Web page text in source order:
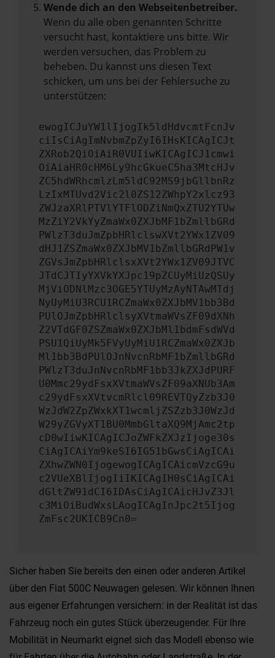
Wende dich an den Webseitenbetreiber.
Wenn du alle oben genannten Schritte
versucht hast, kontaktiere uns bitte. Wir
werden versuchen, das Problem zu
beheben. Du kannst uns diesen Text
schicken, um uns bei der Fehlersuche zu
unterstützen:
ewogICJuYW1lIjogIk5ldHdvcmtFcnJv
ciIsCiAgImNvbmZpZyI6IHsKICAgICJt
ZXRob2QiOiAiR0VUIiwKICAgICJ1cmwi
OiAiaHR0cHM6Ly9hcGkueC5ha3MtcHJv
ZC5hdWRhcmlzLm5ldC92MS9jbGllbnRz
LzIxMTUvd2Vic2l0ZS12ZWhpY2xlcz93
ZWJzaXRlPTVlYTFlODZiNmQxZTU2YTUw
MzZiY2VkYyZmaWx0ZXJbMF1bZmllbGRd
PWlzT3duJmZpbHRlclswXVt2YWx1ZV09
dHJ1ZSZmaWx0ZXJbMV1bZmllbGRdPW1v
ZGVsJmZpbHRlclsxXVt2YWx1ZV09JTVC
JTdCJTIyYXVkYXJpc19pZCUyMiUzQSUy
MjViODNlMzc3OGE5YTUyMzAyNTAwMTdj
NyUyMiU3RCU1RCZmaWx0ZXJbMV1bb3Bd
PUlOJmZpbHRlclsyXVtmaWVsZF09dXNh
Z2VTdGF0ZSZmaWx0ZXJbMl1bdmFsdWVd
PSU1QiUyMk5FVyUyMiU1RCZmaWx0ZXJb
Ml1bb3BdPUlOJnNvcnRbMF1bZmllbGRd
PWlzT3duJnNvcnRbMF1bb3JkZXJdPURF
U0Mmc29ydFsxXVtmaWVsZF09aXNUb3Am
c29ydFsxXVtvcmRlcl09REVTQyZzb3J0
WzJdW2ZpZWxkXT1wcmljZSZzb3J0WzJd
W29yZGVyXT1BU0MmbGltaXQ9MjAmc2tp
cD0wIiwKICAgICJoZWFkZXJzIjoge30s
CiAgICAiYm9keSI6IG51bGwsCiAgICAi
ZXhwZWN0IjogewogICAgICAicmVzcG9u
c2VUeXBlIjogIiIKICAgIH0sCiAgICAi
dGltZW91dCI6IDAsCiAgICAicHJvZ3Jl
c3MiOiBudWxsLAogICAgInJpc2t5Ijog
ZmFsc2UKICB9Cn0=
Sicher haben Sie bereits den einen oder anderen Artikel
über den Fiat 500C Neuwagen gelesen. Wir können Ihnen
aus eigener Erfahrungen versichern: in der Realität ist das
Fahrzeug noch ein gutes Stück überzeugender. Für Ihre
Mobilität in Neumarkt eignet sich das Modell ebenso wie